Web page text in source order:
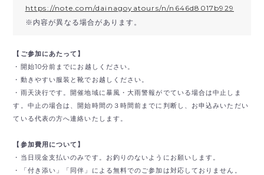
https://note.com/dainagoyatours/n/n646d8017b929
※内容が異なる場合があります。
【ご参加にあたって】
・開始10分前までにお越しください。
・動きやすい服装と靴でお越しください。
・雨天決行です。開催地域に暴風・大雨警報がでている場合は中止しま
す。中止の場合は、開始時間の３時間前までに判断し、お申込みいただい
ている代表の方へ連絡いたします。
【参加費用について】
・当日現金支払いのみです。 お釣りのないようにお願いします。
・「付き添い」「同伴」による無料でのご参加は対応しておりません。